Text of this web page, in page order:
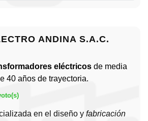
ANDINA S.A.C.
eléctricos de media
40 años de trayectoria.
en el diseño y fabricación